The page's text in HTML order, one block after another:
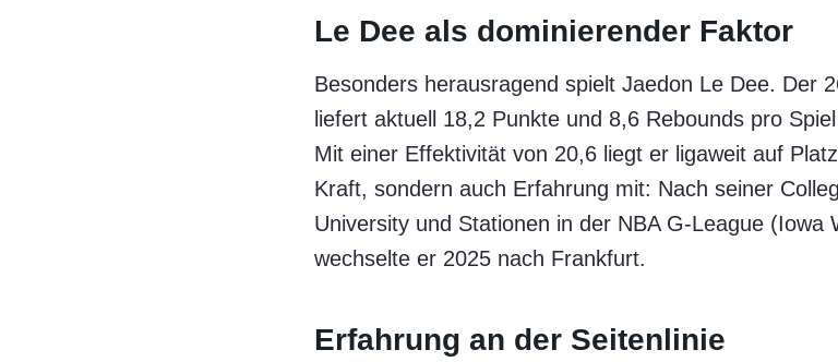
Le Dee als dominierender Faktor
Besonders herausragend spielt Jaedon Le Dee. Der
liefert aktuell 18,2 Punkte und 8,6 Rebounds pro
Mit einer Effektivität von 20,6 liegt er ligaweit auf
Kraft, sondern auch Erfahrung mit: Nach seiner
University und Stationen in der NBA G-League (Iowa
wechselte er 2025 nach Frankfurt.
Erfahrung an der Seitenlinie